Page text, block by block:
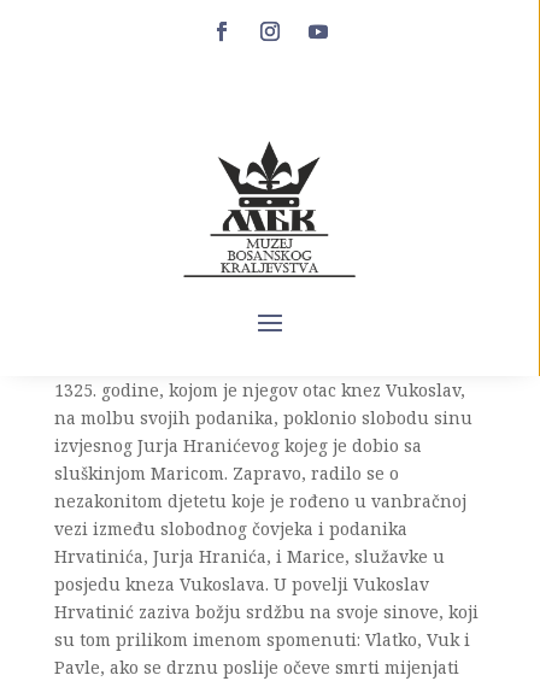
Pavle Vukoslavić (prije 25. maja 1325. – najranije
1367.) je sin kneza Vukoslava Hrvatinića i brat
Vuka i Vlatka Vukoslavića. Riječ je članu
vlasteoskog roda Hrvatinića o kojem je sačuvano
srazmjerno malo podataka. Spomenut je samo
i bosanski vladari. Na historijskoj pozornici javlja
1325. godine, kojom je njegov otac knez Vukoslav,
na molbu svojih podanika, poklonio slobodu sinu
izvjesnog Jurja Hranićevog kojeg je dobio sa
sluškinjom Maricom. Zapravo, radilo se o
nezakonitom djetetu koje je rođeno u vanbračnoj
vezi između slobodnog čovjeka i podanika
Hrvatinića, Jurja Hranića, i Marice, služavke u
posjedu kneza Vukoslava. U povelji Vukoslav
Hrvatinić zaziva božju srdžbu na svoje sinove, koji
su tom prilikom imenom spomenuti: Vlatko, Vuk i
Pavle, ako se drznu poslije očeve smrti mijenjati